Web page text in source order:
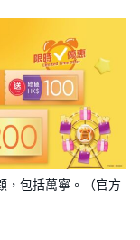
，包括萬寧。（官方